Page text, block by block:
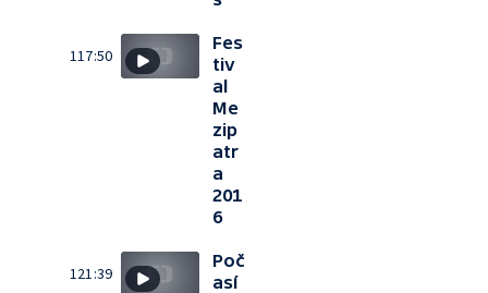
117:50
Fes
tiv
al
Me
zip
atr
a
201
6
121:39
Poč
así